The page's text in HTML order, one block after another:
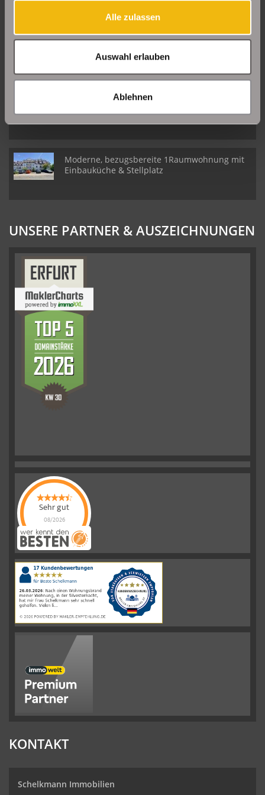
Alle zulassen
Auswahl erlauben
Ablehnen
Große Etagenwohnung mit 2 Balkonen in Erfurt
Schöne Erdgeschosswohnung mit Balkon in
Moderne, bezugsbereite 1Raumwohnung mit
Einbauküche & Stellplatz
UNSERE PARTNER & AUSZEICHNUNGEN
Sehr gut
08/2026
Schelkmann
Immobilienhat
|110Schelkmann
ImmobilienBewertungen
auf
werkenntdenBESTEN.de
KONTAKT
Schelkmann Immobilien